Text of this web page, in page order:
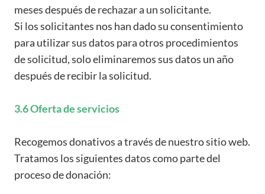
meses después de rechazar a un solicitante.
Si los solicitantes nos han dado su consentimiento
para utilizar sus datos para otros procedimientos
de solicitud, solo eliminaremos sus datos un año
después de recibir la solicitud.
3.6 Oferta de servicios
Recogemos donativos a través de nuestro sitio web.
Tratamos los siguientes datos como parte del
proceso de donación: